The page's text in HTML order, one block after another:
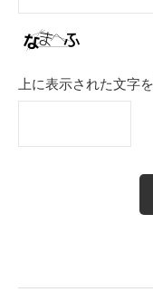
上に表示された文字